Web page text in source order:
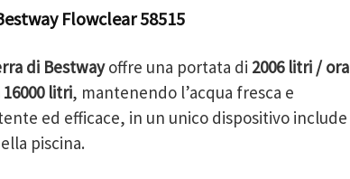
Flowclear 58515
di Bestwayoffre una portata di 2006 litri / ora
16000 litri, mantenendo l’acqua fresca e
ed efficace, in un unico dispositivo include
piscina.